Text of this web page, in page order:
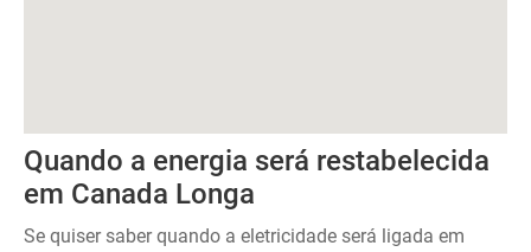
Quando a energia será restabelecida
em Canada Longa
Se quiser saber quando a eletricidade será ligada em